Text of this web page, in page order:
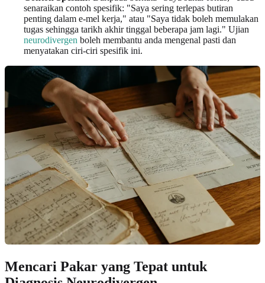
senaraikan contoh spesifik: "Saya sering terlepas butiran
penting dalam e-mel kerja," atau "Saya tidak boleh memulakan
tugas sehingga tarikh akhir tinggal beberapa jam lagi." Ujian
neurodivergen boleh membantu anda mengenal pasti dan
menyatakan ciri-ciri spesifik ini.
Mencari Pakar yang Tepat untuk